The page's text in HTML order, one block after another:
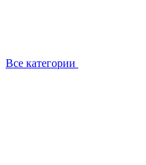
Все категории